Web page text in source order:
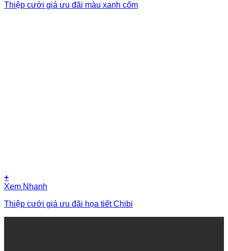
Thiệp cưới giá ưu đãi màu xanh cốm
+
Xem Nhanh
Thiệp cưới giá ưu đãi họa tiết Chibi